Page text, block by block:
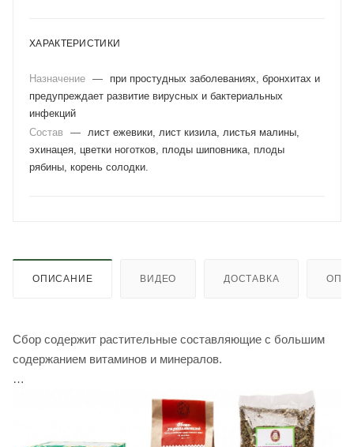
ХАРАКТЕРИСТИКИ
Назначение —
при простудных заболеваниях, бронхитах и
предупреждает развитие вирусных и бактериальных
инфекций
Состав
— лист ежевики, лист кизила, листья малины,
эхинацея, цветки ноготков, плоды шиповника, плоды
рябины, корень солодки.
ОПИСАНИЕ ВИДЕО ДОСТАВКА
Сбор содержит растительные составляющие с большим
содержанием витаминов и минералов.
Фиточай улучшает работу печени, поджелудочной железы
и желудка. Стимулирует работу сердечно-сосудистой,